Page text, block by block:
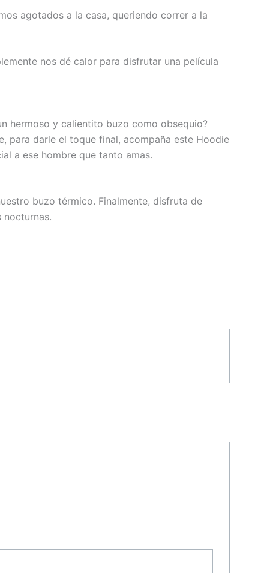
agotados a la casa, queriendo correr a la
nos dé calor para disfrutar una película
hermoso y calientito buzo como obsequio?
para darle el toque final, acompaña este Hoodie
a ese hombre que tanto amas.
buzo térmico. Finalmente, disfruta de